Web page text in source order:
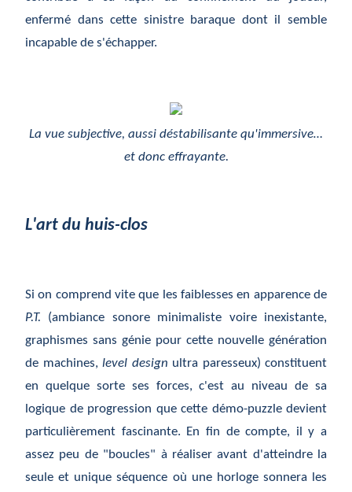
enfermé dans cette sinistre baraque dont il semble
incapable de s'échapper.
La vue subjective, aussi déstabilisante qu'immersive…
et donc effrayante.
L'art du huis-clos
Si on comprend vite que les faiblesses en apparence de
P.T. (ambiance sonore minimaliste voire inexistante,
graphismes sans génie pour cette nouvelle génération
de machines, level design ultra paresseux) constituent
en quelque sorte ses forces, c'est au niveau de sa
logique de progression que cette démo-puzzle devient
particulièrement fascinante. En fin de compte, il y a
assez peu de "boucles" à réaliser avant d'atteindre la
seule et unique séquence où une horloge sonnera les